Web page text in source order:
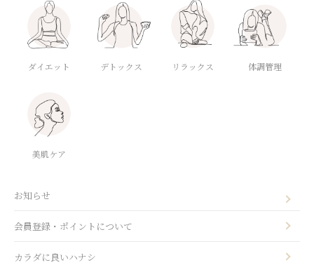
ダイエット デトックス リラックス 体調管理
美肌ケア
お知らせ
会員登録・ポイントについて
カラダに良いハナシ